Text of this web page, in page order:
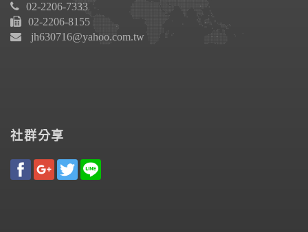
02-2206-7333
02-2206-8155
jh630716@yahoo.com.tw
社群分享